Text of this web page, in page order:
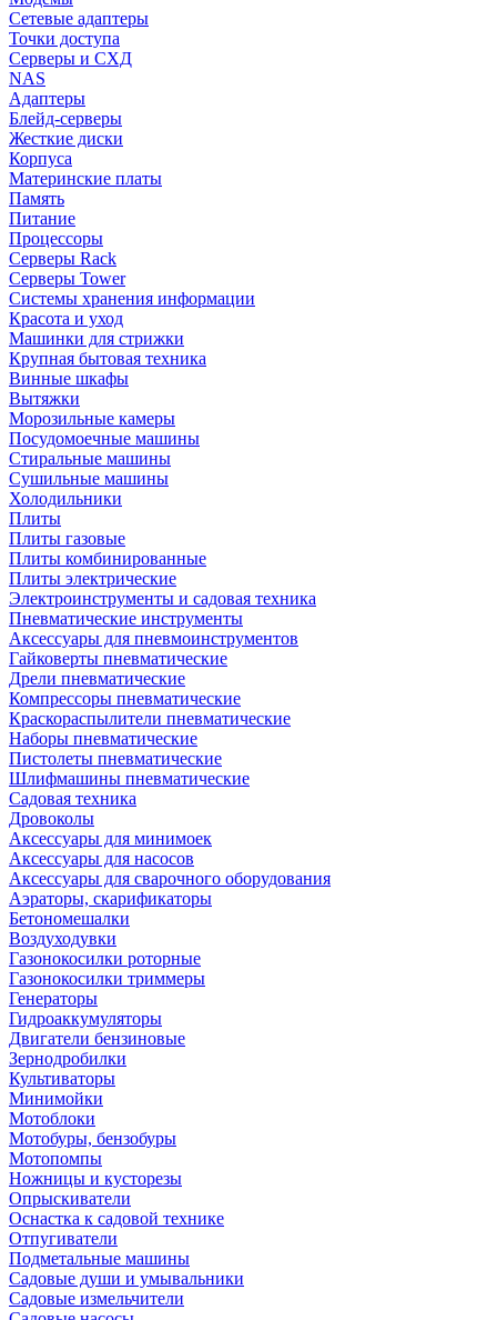
Сетевые адаптеры
Точки доступа
Серверы и СХД
NAS
Адаптеры
Блейд-серверы
Жесткие диски
Корпуса
Материнские платы
Память
Питание
Процессоры
Серверы Rack
Серверы Tower
Системы хранения информации
Красота и уход
Машинки для стрижки
Крупная бытовая техника
Винные шкафы
Вытяжки
Морозильные камеры
Посудомоечные машины
Стиральные машины
Сушильные машины
Холодильники
Плиты
Плиты газовые
Плиты комбинированные
Плиты электрические
Электроинструменты и садовая техника
Пневматические инструменты
Аксессуары для пневмоинструментов
Гайковерты пневматические
Дрели пневматические
Компрессоры пневматические
Краскораспылители пневматические
Наборы пневматические
Пистолеты пневматические
Шлифмашины пневматические
Садовая техника
Дровоколы
Аксессуары для минимоек
Аксессуары для насосов
Аксессуары для сварочного оборудования
Аэраторы, скарификаторы
Бетономешалки
Воздуходувки
Газонокосилки роторные
Газонокосилки триммеры
Генераторы
Гидроаккумуляторы
Двигатели бензиновые
Зернодробилки
Культиваторы
Минимойки
Мотоблоки
Мотобуры, бензобуры
Мотопомпы
Ножницы и кусторезы
Опрыскиватели
Оснастка к садовой технике
Отпугиватели
Подметальные машины
Садовые души и умывальники
Садовые измельчители